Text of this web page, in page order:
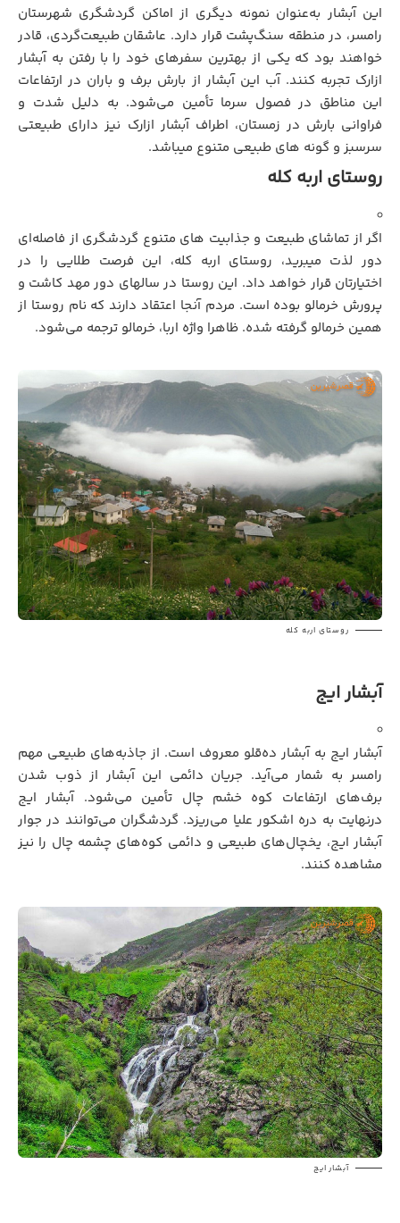
این آبشار به‌عنوان نمونه دیگری از اماکن گردشگری شهرستان
رامسر، در منطقه سنگ‌پشت قرار دارد. عاشقان طبیعت‌گردی، قادر
خواهند بود که یکی از بهترین سفرهای خود را با رفتن به آبشار
ازارک تجربه کنند. آب این آبشار از بارش برف و باران در ارتفاعات
این مناطق در فصول سرما تأمین می‌شود. به دلیل شدت و
فراوانی بارش در زمستان، اطراف آبشار ازارک نیز دارای طبیعتی
سرسبز و گونه های طبیعی متنوع میباشد.
روستای اربه کله
اگر از تماشای طبیعت و جذابیت های متنوع گردشگری از فاصله‌ای
دور لذت میبرید، روستای اربه کله، این فرصت طلایی را در
اختیارتان قرار خواهد داد. این روستا در سالهای دور مهد کاشت و
پرورش خرمالو بوده است. مردم آنجا اعتقاد دارند که نام روستا از
همین خرمالو گرفته شده. ظاهرا واژه اربا، خرمالو ترجمه می‌شود.
روستای اربه کله
آبشار ایج
آبشار ایج به آبشار ده‌قلو معروف است. از جاذبه‌های طبیعی مهم
رامسر به شمار می‌آید. جریان دائمی این آبشار از ذوب شدن
برف‌های ارتفاعات کوه خشم چال تأمین می‌شود. آبشار ایج
درنهایت به دره اشکور علیا می‌ریزد. گردشگران می‌توانند در جوار
آبشار ایج، یخچال‌های طبیعی و دائمی کوه‌های چشمه چال را نیز
مشاهده کنند.
آبشار ایج